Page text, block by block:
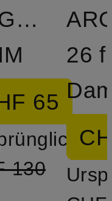
65
130
26